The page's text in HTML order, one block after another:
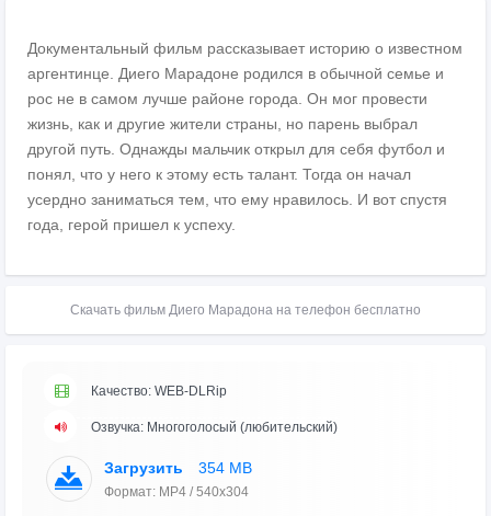
Документальный фильм рассказывает историю о известном
аргентинце. Диего Марадоне родился в обычной семье и
рос не в самом лучше районе города. Он мог провести
жизнь, как и другие жители страны, но парень выбрал
другой путь. Однажды мальчик открыл для себя футбол и
понял, что у него к этому есть талант. Тогда он начал
усердно заниматься тем, что ему нравилось. И вот спустя
года, герой пришел к успеху.
Скачать фильм Диего Марадона на телефон бесплатно
Качество: WEB-DLRip
Озвучка: Многоголосый (любительский)
Загрузить 354 MB
Формат: MP4 / 540x304